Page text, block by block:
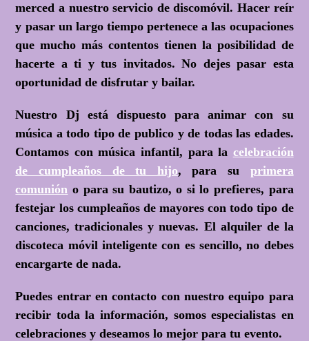
merced a nuestro servicio de discomóvil. Hacer reír
y pasar un largo tiempo pertenece a las ocupaciones
que mucho más contentos tienen la posibilidad de
hacerte a ti y tus invitados. No dejes pasar esta
oportunidad de disfrutar y bailar.
Nuestro Dj está dispuesto para animar con su
música a todo tipo de publico y de todas las edades.
Contamos con música infantil, para la celebración
de cumpleaños de tu hijo, para su primera
comunión o para su bautizo, o si lo prefieres, para
festejar los cumpleaños de mayores con todo tipo de
canciones, tradicionales y nuevas. El alquiler de la
discoteca móvil inteligente con es sencillo, no debes
encargarte de nada.
Puedes entrar en contacto con nuestro equipo para
recibir toda la información, somos especialistas en
celebraciones y deseamos lo mejor para tu evento.